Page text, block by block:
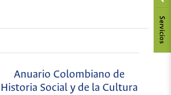
Anuario Colombiano de
Historia Social y de la Cultura